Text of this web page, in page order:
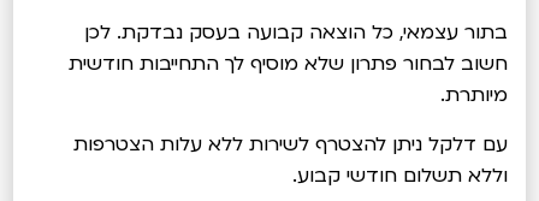
בתור עצמאי, כל הוצאה קבועה בעסק נבדקת. לכן
חשוב לבחור פתרון שלא מוסיף לך התחייבות חודשית
מיותרת.
עם דלקל ניתן להצטרף לשירות ללא עלות הצטרפות
וללא תשלום חודשי קבוע.